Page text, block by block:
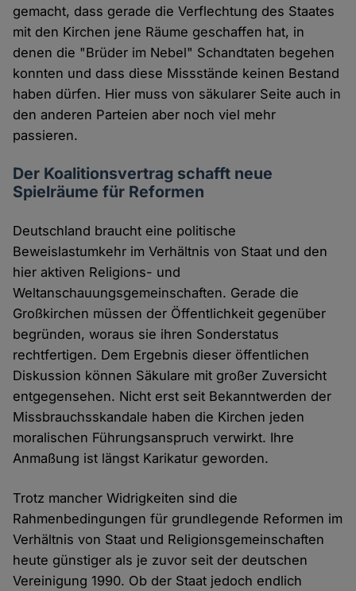
gemacht, dass gerade die Verflechtung des Staates
mit den Kirchen jene Räume geschaffen hat, in
denen die "Brüder im Nebel" Schandtaten begehen
konnten und dass diese Missstände keinen Bestand
haben dürfen. Hier muss von säkularer Seite auch in
den anderen Parteien aber noch viel mehr
passieren.
Der Koalitionsvertrag schafft neue
Spielräume für Reformen
Deutschland braucht eine politische
Beweislastumkehr im Verhältnis von Staat und den
hier aktiven Religions- und
Weltanschauungsgemeinschaften. Gerade die
Großkirchen müssen der Öffentlichkeit gegenüber
begründen, woraus sie ihren Sonderstatus
rechtfertigen. Dem Ergebnis dieser öffentlichen
Diskussion können Säkulare mit großer Zuversicht
entgegensehen. Nicht erst seit Bekanntwerden der
Missbrauchsskandale haben die Kirchen jeden
moralischen Führungsanspruch verwirkt. Ihre
Anmaßung ist längst Karikatur geworden.
Trotz mancher Widrigkeiten sind die
Rahmenbedingungen für grundlegende Reformen im
Verhältnis von Staat und Religionsgemeinschaften
heute günstiger als je zuvor seit der deutschen
Vereinigung 1990. Ob der Staat jedoch endlich